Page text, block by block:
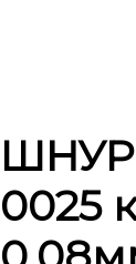
ШНУР
0025